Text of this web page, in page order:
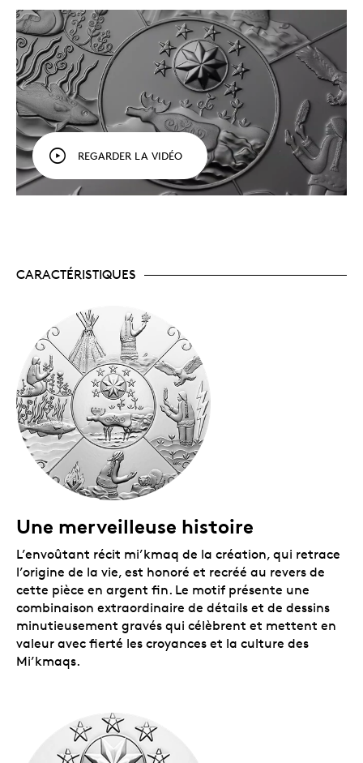
Canada. Elle met l’accent sur la façon dont ces
histoires transmettent des leçons importantes et
véhiculent des valeurs qui influencent notre
conception du monde et des autres.
Une tradition de transmission.Dans la tradition
orale, les récits servent à transmettre des
événements, des principes, des valeurs et une
conception du monde. En mariant les récits
autochtones et l’art, cette série rend hommage
aux conteurs autochtones et à leur rôle dans la
transmission des savoirs traditionnels aux
nouvelles générations.
Tirage limité.Frappée dans de l’argent pur à
pièces de collection.
Emballage
La pièce est encapsulée et présentée dans un boîtier
à double coque noir orné du logo de la Monnaie royale
canadienne.
REGARDER LA VIDÉO
CARACTÉRISTIQUES
Une merveilleuse histoire
L’envoûtant récit mi’kmaq de la création, qui retrace
l’origine de la vie, est honoré et recréé au revers de
cette pièce en argent fin. Le motif présente une
combinaison extraordinaire de détails et de dessins
minutieusement gravés qui célèbrent et mettent en
valeur avec fierté les croyances et la culture des
Mi’kmaqs.